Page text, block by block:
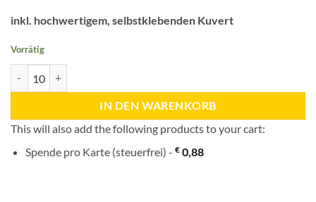
inkl. hochwertigem, selbstklebenden Kuvert
Vorrätig
IN DEN WARENKORB
This will also add the following products to your cart:
Spende pro Karte (steuerfrei) - €0,88